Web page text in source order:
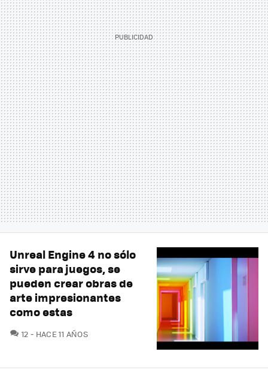
Unreal Engine 4 no sólo
sirve para juegos, se
pueden crear obras de
arte impresionantes
como estas
12 COMENTARIOS
HACE 11 AÑOS